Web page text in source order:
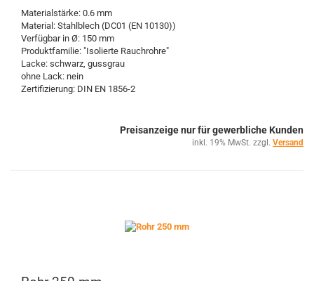
Materialstärke: 0.6 mm
Material: Stahlblech (DC01 (EN 10130))
Verfügbar in Ø: 150 mm
Produktfamilie: "Isolierte Rauchrohre"
Lacke: schwarz, gussgrau
ohne Lack: nein
Zertifizierung: DIN EN 1856-2
Preisanzeige nur für gewerbliche Kunden
inkl. 19% MwSt. zzgl. Versand